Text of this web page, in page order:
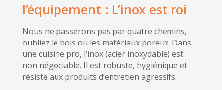
l’équipement : L’inox est roi
Nous ne passerons pas par quatre chemins,
oubliez le bois ou les matériaux poreux. Dans
une cuisine pro, l’inox (acier inoxydable) est
non négociable. Il est robuste, hygiénique et
résiste aux produits d’entretien agressifs.